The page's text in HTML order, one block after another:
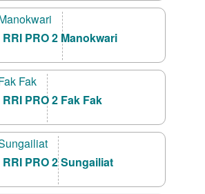
RRI PRO 2 Manokwari
RRI PRO 2 Fak Fak
RRI PRO 2 Sungailiat